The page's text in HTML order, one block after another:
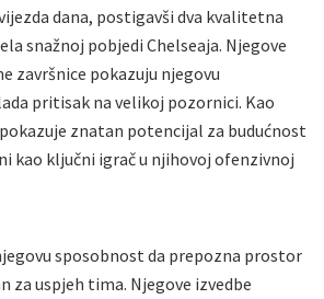
dana, postigavši dva kvalitetna
snažnoj pobjedi Chelseaja. Njegove
završnice pokazuju njegovu
pritisak na velikoj pozornici. Kao
znatan potencijal za budućnost
kao ključni igrač u njihovoj ofenzivnoj
sposobnost da prepozna prostor
za uspjeh tima. Njegove izvedbe